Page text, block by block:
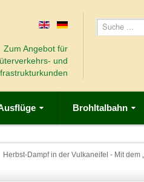
Zum Angebot für
und
Brohltalbahn
Herbst-Dampf in der Vulkaneifel - Mit